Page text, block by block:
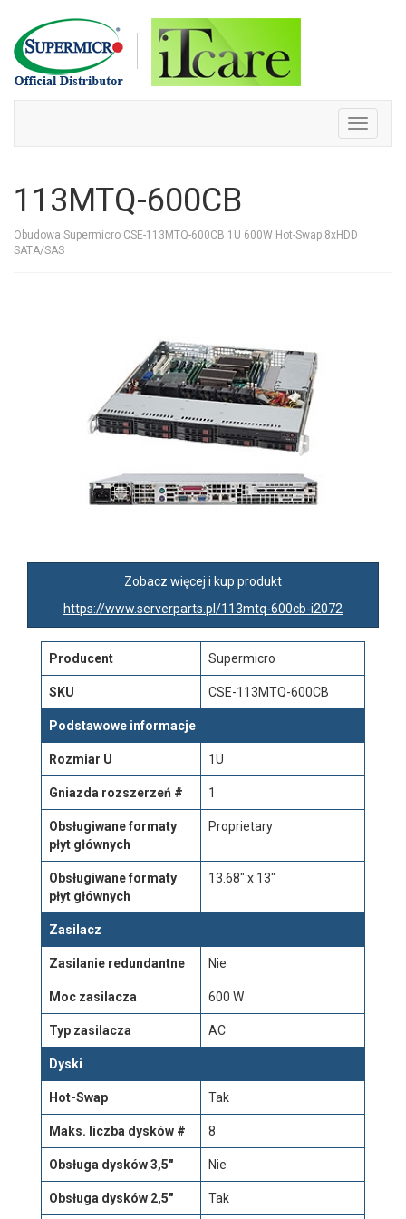
Skip
to
content
Toggle
113MTQ-600CB
Obudowa Supermicro CSE-113MTQ-600CB 1U 600W Hot-Swap 8xHDD
SATA/SAS
Zobacz więcej i kup produkt
https://www.serverparts.pl/113mtq-600cb-i2072
Producent Supermicro
SKU CSE-113MTQ-600CB
Podstawowe informacje
Rozmiar U 1U
Gniazda rozszerzeń # 1
Obsługiwane formaty
płyt głównych
Proprietary
Obsługiwane formaty
płyt głównych
13.68" x 13"
Zasilacz
Zasilanie redundantne Nie
Moc zasilacza 600 W
Typ zasilacza AC
Dyski
Hot-Swap Tak
Maks. liczba dysków # 8
Obsługa dysków 3,5" Nie
Obsługa dysków 2,5" Tak